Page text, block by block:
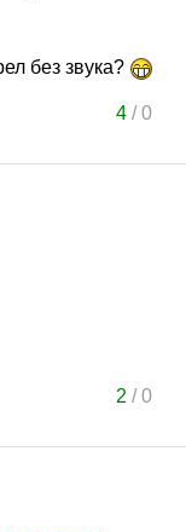
без звука?
4/0
2 /0